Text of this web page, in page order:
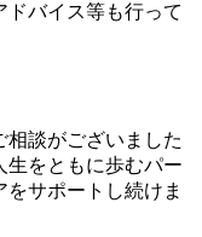
ドバイス等も行って
相談がございました
生をともに歩むパー
をサポートし続けま